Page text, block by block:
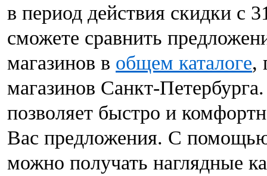
в период действия скидки с
сможете сравнить
магазинов в общем каталоге,
магазинов Санкт-
позволяет быстро и
Вас предложения. С
можно получать наглядные